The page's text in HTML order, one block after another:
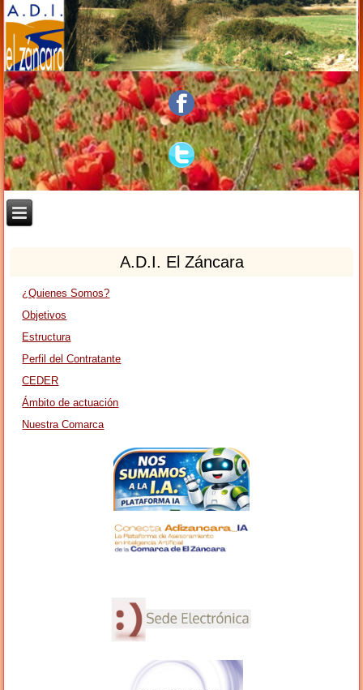
A.D.I. El Záncara
¿Quienes Somos?
Objetivos
Estructura
Perfil del Contratante
CEDER
Ámbito de actuación
Nuestra Comarca